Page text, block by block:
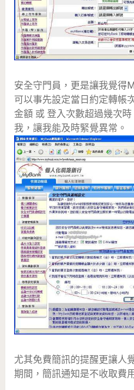
安全守門員，更是讓我覺得
可以事先設定當日約定轉帳
金額 或 登入次數超過幾次
我，讓我能及時緊覺異常。
尤其免費簡訊的提醒更讓人
期間，簡訊通知是不收取費